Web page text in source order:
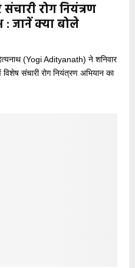
रोग नियंत्रण
जानें क्या बोले
(Yogi Adityanath) ने शनिवार
संचारी रोग नियंत्रण अभियान का